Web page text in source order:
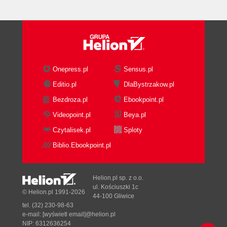
2.1.6. Aplikacje sieciowe uwzględnione w
książce
2.2.1. Omówienie protokołu HTTP
2.2.2. Połączenia nietrwałe i trwałe
Połączenia nietrwałe w HTTP
Połączenia trwałe w HTTP
Komunikat żądania HTTP
Komunikat odpowiedzi HTTP
2.2.5. Buforowanie stron internetowych
Warunkowe żądanie GET
2.3. Internetowa poczta elektroniczna
2.3.1. Protokół SMTP
Onepress.pl
Sensus.pl
Editio.pl
DlaBystrzakow.pl
Bezdroza.pl
Ebookpoint.pl
Videopoint.pl
Beya.pl
Czytalisek.pl
Sploty
Biblio.Ebookpoint.pl
© Helion.pl 1991-2026
Helion.pl sp. z o.o.
ul. Kościuszki 1c
44-100 Gliwice
tel. (32) 230-98-63
e-mail: [wyświetl email]@helion.pl
NIP: 6312636254